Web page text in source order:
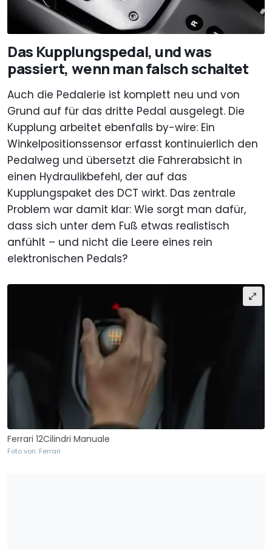
Das Kupplungspedal, und was
passiert, wenn man falsch schaltet
Auch die Pedalerie ist komplett neu und von
Grund auf für das dritte Pedal ausgelegt. Die
Kupplung arbeitet ebenfalls by-wire: Ein
Winkelpositionssensor erfasst kontinuierlich den
Pedalweg und übersetzt die Fahrerabsicht in
einen Hydraulikbefehl, der auf das
Kupplungspaket des DCT wirkt. Das zentrale
Problem war damit klar: Wie sorgt man dafür,
dass sich unter dem Fuß etwas realistisch
anfühlt – und nicht die Leere eines rein
elektronischen Pedals?
Ferrari 12Cilindri Manuale
Foto von: Ferrari